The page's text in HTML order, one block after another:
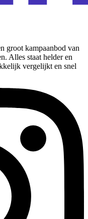
groot kampaanbod van
Alles staat helder en
vergelijkt en snel